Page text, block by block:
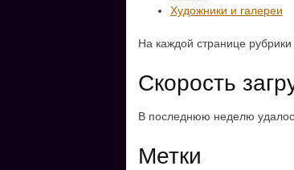
Художники и галереи
На каждой странице
Скорость
В последнюю неделю
Метки